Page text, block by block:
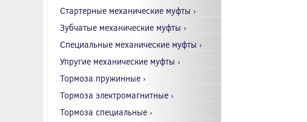
Стартерные механические муфты ›
Зубчатые механические муфты ›
Специальные механические муфты ›
Упругие механические муфты ›
Тормоза пружинные ›
Тормоза электромагнитные ›
Тормоза специальные ›